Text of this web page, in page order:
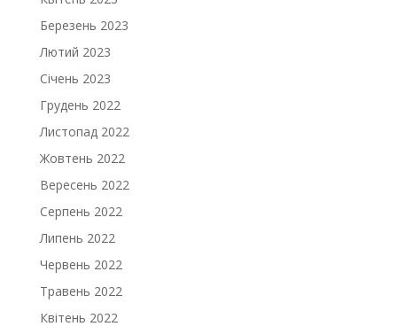
Березень 2023
Лютий 2023
Січень 2023
Грудень 2022
Листопад 2022
Жовтень 2022
Вересень 2022
Серпень 2022
Липень 2022
Червень 2022
Травень 2022
Квітень 2022